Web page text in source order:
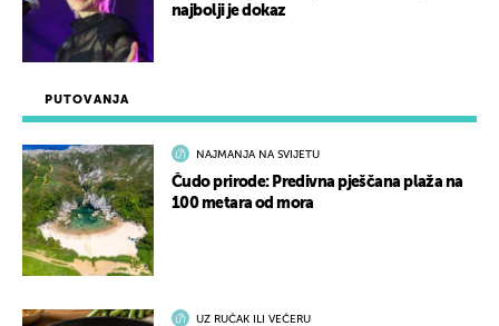
PUTOVANJA
NAJMANJA NA SVIJETU
Čudo prirode: Predivna pješčana plaža na
100 metara od mora
UZ RUČAK ILI VEČERU
najbolji je dokaz